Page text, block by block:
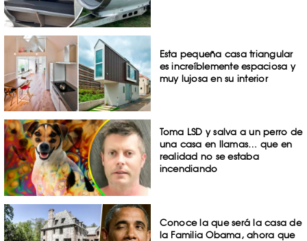
Esta pequeña casa triangular
es increíblemente espaciosa y
muy lujosa en su interior
Toma LSD y salva a un perro de
una casa en llamas… que en
realidad no se estaba
incendiando
Conoce la que será la casa de
la Familia Obama, ahora que